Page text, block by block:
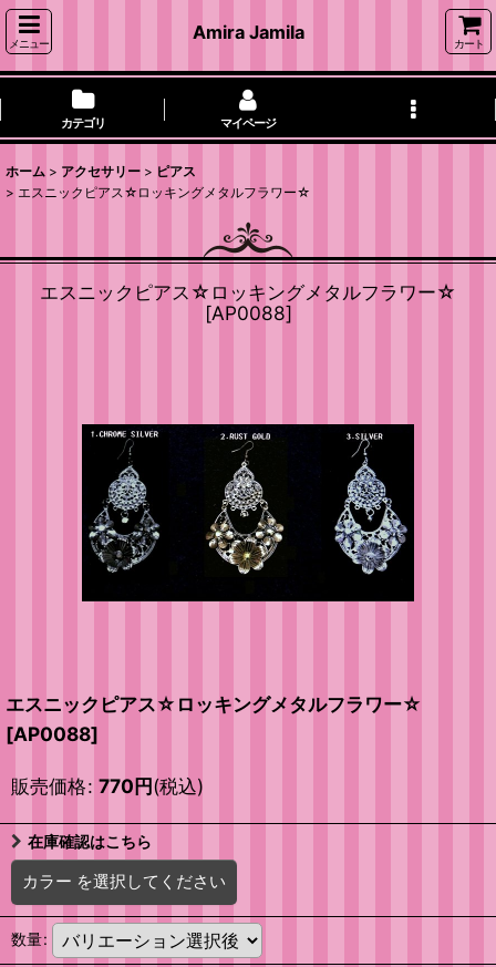
メニュー
Amira Jamila
カート
カテゴリ マイページ
ホーム > アクセサリー > ピアス
> エスニックピアス☆ロッキングメタルフラワー☆
エスニックピアス☆ロッキングメタルフラワー☆
[AP0088]
エスニックピアス☆ロッキングメタルフラワー☆
[AP0088]
販売価格: 770円(税込)
在庫確認はこちら
カラー を選択してください
数量: